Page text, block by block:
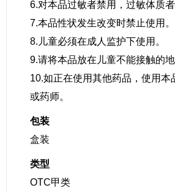
6.对本品过敏者禁用，过敏体质者
7.本品性状发生改变时禁止使用。
8.儿童必须在成人监护下使用。
9.请将本品放在儿童不能接触的地
10.如正在使用其他药品，使用本
或药师。
包装
盒装
类型
OTC甲类